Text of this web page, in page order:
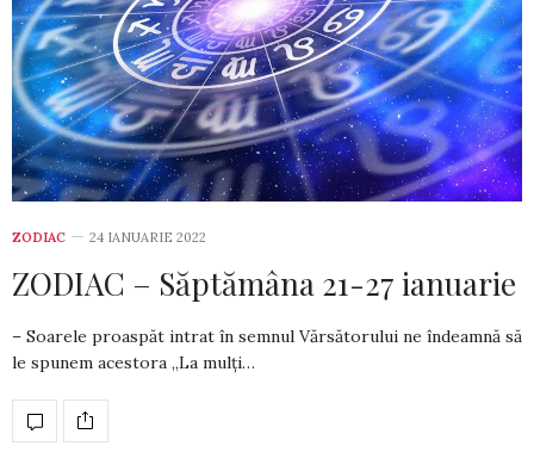
ZODIAC 24 IANUARIE 2022
ZODIAC – Săptămâna 21-27 ianuarie
– Soarele proaspăt intrat în semnul Vărsă­to­rului ne îndeamnă să
le spunem acestora „La mulți…